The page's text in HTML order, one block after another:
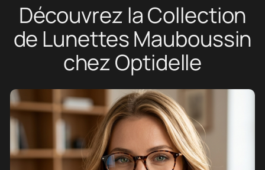
Découvrez la Collection
de Lunettes Mauboussin
chez Optidelle